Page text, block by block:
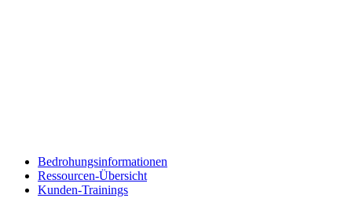
Bedrohungsinformationen
Ressourcen-Übersicht
Kunden-Trainings